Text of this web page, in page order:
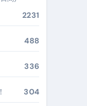
に選ぶコツと、失敗し
小林将大
林将大
2231
488
336
304